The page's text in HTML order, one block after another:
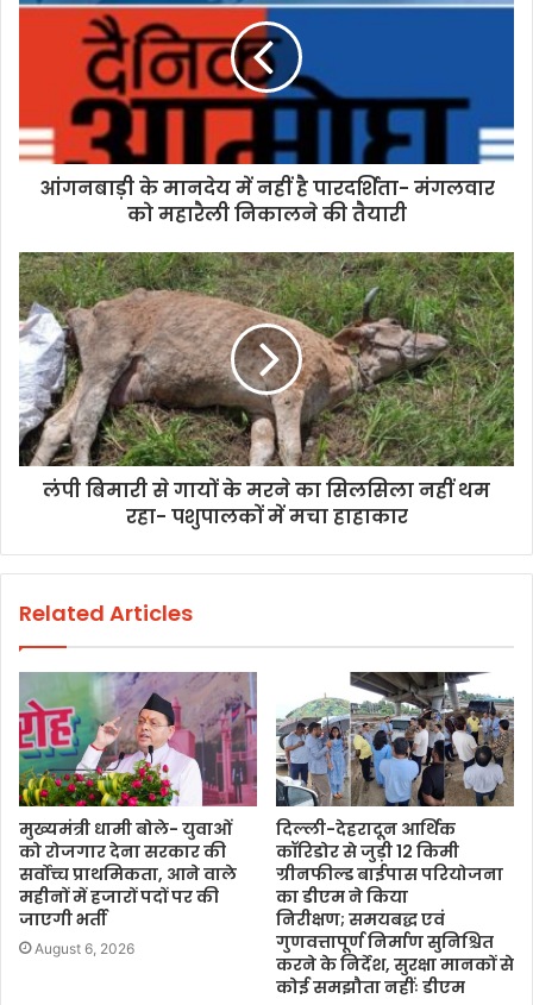
आंगनबाड़ी के मानदेय में नहीं है पारदर्शिता- मंगलवार
को महारैली निकालने की तैयारी
लंपी बिमारी से गायों के मरने का सिलसिला नहीं थम
रहा- पशुपालकों में मचा हाहाकार
Related Articles
मुख्यमंत्री धामी बोले- युवाओं
को रोजगार देना सरकार की
सर्वोच्च प्राथमिकता, आने वाले
महीनों में हजारों पदों पर की
जाएगी भर्ती
August 6, 2026
दिल्ली-देहरादून आर्थिक
कॉरिडोर से जुड़ी 12 किमी
ग्रीनफील्ड बाईपास परियोजना
का डीएम ने किया
निरीक्षण; समयबद्ध एवं
गुणवत्तापूर्ण निर्माण सुनिश्चित
करने के निर्देश, सुरक्षा मानकों से
कोई समझौता नहींः डीएम